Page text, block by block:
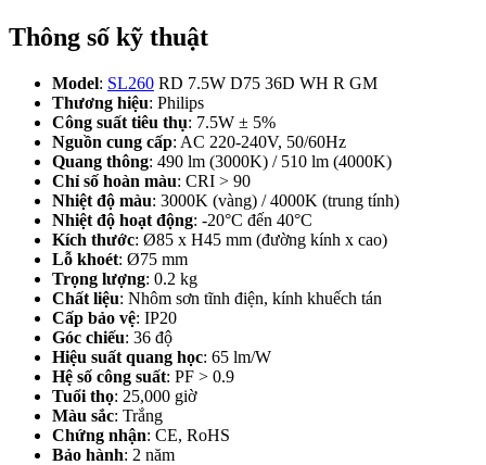
Thông số kỹ thuật
Model: SL260 RD 7.5W D75 36D WH R GM
Thương hiệu: Philips
Công suất tiêu thụ: 7.5W ± 5%
Nguồn cung cấp: AC 220-240V, 50/60Hz
Quang thông: 490 lm (3000K) / 510 lm (4000K)
Chỉ số hoàn màu: CRI > 90
Nhiệt độ màu: 3000K (vàng) / 4000K (trung tính)
Nhiệt độ hoạt động: -20°C đến 40°C
Kích thước: Ø85 x H45 mm (đường kính x cao)
Lỗ khoét: Ø75 mm
Trọng lượng: 0.2 kg
Chất liệu: Nhôm sơn tĩnh điện, kính khuếch tán
Cấp bảo vệ: IP20
Góc chiếu: 36 độ
Hiệu suất quang học: 65 lm/W
Hệ số công suất: PF > 0.9
Tuổi thọ: 25,000 giờ
Màu sắc: Trắng
Chứng nhận: CE, RoHS
Bảo hành: 2 năm